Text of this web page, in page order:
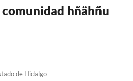
hñähñu
de Hidalgo